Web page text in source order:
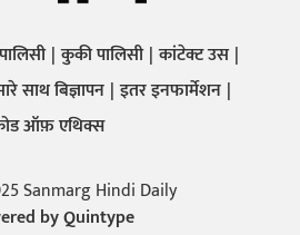
कुकी पालिसी कांटेक्ट उस
साथ बिज्ञापन इतर इनफार्मेशन
ऑफ़ एथिक्स
Sanmarg Hindi Daily
byQuintype